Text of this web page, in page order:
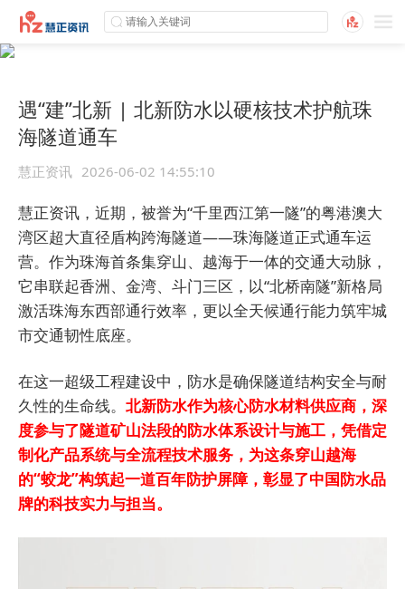
遇“建”北新 | 北新防水以硬核技术护航珠
海隧道通车
慧正资讯 2026-06-02 14:55:10
慧正资讯，近期，被誉为“千里西江第一隧”的粤港澳大
湾区超大直径盾构跨海隧道——珠海隧道正式通车运
营。作为珠海首条集穿山、越海于一体的交通大动脉，
它串联起香洲、金湾、斗门三区，以“北桥南隧”新格局
激活珠海东西部通行效率，更以全天候通行能力筑牢城
市交通韧性底座。
在这一超级工程建设中，防水是确保隧道结构安全与耐
久性的生命线。 北新防水作为核心防水材料供应商，深
度参与了隧道矿山法段的防水体系设计与施工，凭借定
制化产品系统与全流程技术服务，为这条穿山越海
的“蛟龙”构筑起一道百年防护屏障，彰显了中国防水品
牌的科技实力与担当。